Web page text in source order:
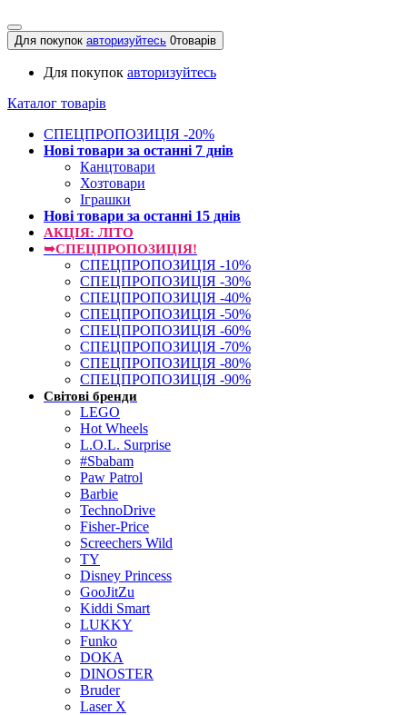
Для покупок авторизуйтесь 0товарів
Для покупок авторизуйтесь
Каталог товарів
СПЕЦПРОПОЗИЦІЯ -20%
Нові товари за останнi 7 днiв
Канцтовари
Хозтовари
Іграшки
Нові товари за останнi 15 днiв
АКЦІЯ: ЛІТО
➥СПЕЦПРОПОЗИЦІЯ!
СПЕЦПРОПОЗИЦІЯ -10%
СПЕЦПРОПОЗИЦІЯ -30%
СПЕЦПРОПОЗИЦІЯ -40%
СПЕЦПРОПОЗИЦІЯ -50%
СПЕЦПРОПОЗИЦІЯ -60%
СПЕЦПРОПОЗИЦІЯ -70%
СПЕЦПРОПОЗИЦІЯ -80%
СПЕЦПРОПОЗИЦІЯ -90%
Світові бренди
LEGO
Hot Wheels
L.O.L. Surprise
#Sbabam
Paw Patrol
Barbie
TechnoDrive
Fisher-Price
Screechers Wild
TY
Disney Princess
GooJitZu
Kiddi Smart
LUKKY
Funko
DOKA
DINOSTER
Bruder
Laser X